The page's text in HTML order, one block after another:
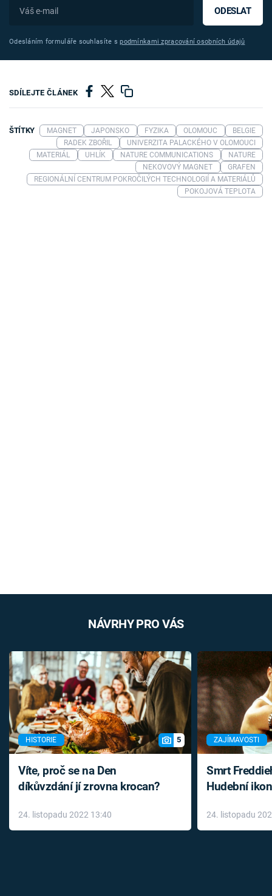
ODESLAT
Odesláním formuláře souhlasíte spodmínkami zpracování osobních údajů
SDÍLEJTE ČLÁNEK
ŠTÍTKY MAGNET JAPONSKO FYZIKA OLOMOUC
BELGIE
RADEK ZBOŘIL
UNIVERZITA PALACKÉHO V OLOMOUCI
MATERIÁL
UHLÍK NATURE COMMUNICATIONS
NATURE
NEKOVOVÝ MAGNET
GRAFEN
REGIONÁLNÍ CENTRUM POKROČILÝCH TECHNOLOGIÍ A MATERIÁLŮ
POKOJOVÁ TEPLOTA
NÁVRHY PRO VÁS
HISTORIE 5
Víte, proč se na Den
díkůvzdání jí zrovna krocan?
24. listopadu 2022 13:40
ZAJÍMAVOSTI
Smrt
Hudební
léky
24. listopadu